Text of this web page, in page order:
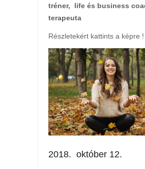
tréner, life és business
terapeuta
Részletekért kattints a képre !
2018. október 12.